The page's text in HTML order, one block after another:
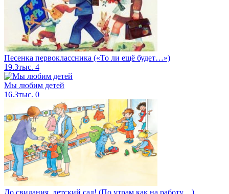
Песенка первоклассника («То ли ещё будет…»)
19.3тыс. 4
Мы любим детей
16.3тыс. 0
До свидания, детский сад! (По утрам как на работу…)